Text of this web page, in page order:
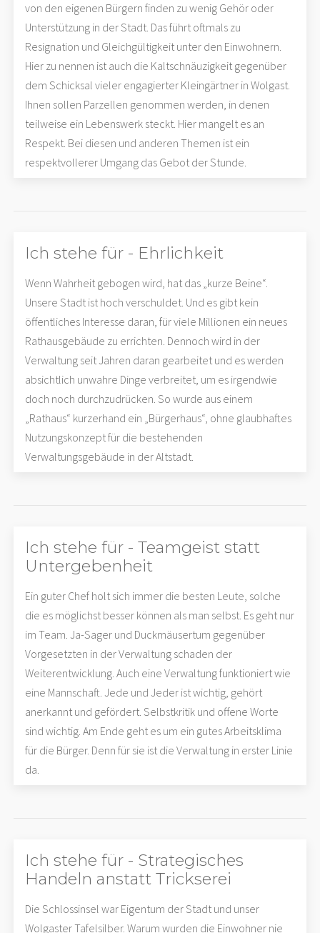
von den eigenen Bürgern finden zu wenig Gehör oder
Unterstützung in der Stadt. Das führt oftmals zu
Resignation und Gleichgültigkeit unter den Einwohnern.
Hier zu nennen ist auch die Kaltschnäuzigkeit gegenüber
dem Schicksal vieler engagierter Kleingärtner in Wolgast.
Ihnen sollen Parzellen genommen werden, in denen
teilweise ein Lebenswerk steckt. Hier mangelt es an
Respekt. Bei diesen und anderen Themen ist ein
respektvollerer Umgang das Gebot der Stunde.
Ich stehe für - Ehrlichkeit
Wenn Wahrheit gebogen wird, hat das „kurze Beine“.
Unsere Stadt ist hoch verschuldet. Und es gibt kein
öffentliches Interesse daran, für viele Millionen ein neues
Rathausgebäude zu errichten. Dennoch wird in der
Verwaltung seit Jahren daran gearbeitet und es werden
absichtlich unwahre Dinge verbreitet, um es irgendwie
doch noch durchzudrücken. So wurde aus einem
„Rathaus“ kurzerhand ein „Bürgerhaus“, ohne glaubhaftes
Nutzungskonzept für die bestehenden
Verwaltungsgebäude in der Altstadt.
Ich stehe für - Teamgeist statt
Untergebenheit
Ein guter Chef holt sich immer die besten Leute, solche
die es möglichst besser können als man selbst. Es geht nur
im Team. Ja-Sager und Duckmäusertum gegenüber
Vorgesetzten in der Verwaltung schaden der
Weiterentwicklung. Auch eine Verwaltung funktioniert wie
eine Mannschaft. Jede und Jeder ist wichtig, gehört
anerkannt und gefördert. Selbstkritik und offene Worte
sind wichtig. Am Ende geht es um ein gutes Arbeitsklima
für die Bürger. Denn für sie ist die Verwaltung in erster Linie
da.
Ich stehe für - Strategisches
Handeln anstatt Trickserei
Die Schlossinsel war Eigentum der Stadt und unser
Wolgaster Tafelsilber. Warum wurden die Einwohner nie